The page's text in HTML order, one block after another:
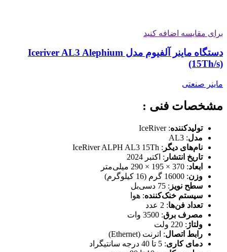
برای مقایسه اضافه کنید
دستگاه ماینر آلفیوم مدل Iceriver AL3 Alephium
(15Th/s)
ماینر صنعتی
مشخصات فنی :
تولیدکننده: IceRiver
مدل: AL3
نام‌های دیگر : IceRiver ALPH AL3 15Th
تاریخ انتشار : اکتبر 2024
ابعاد: 370 × 195 × 290 میلی‌متر
وزن: 16000 گرم (16 کیلوگرم)
سطح نویز : 75 دسی‌بل
سیستم خنک‌کننده: هوا
تعداد فن‌ها: 2 عدد
مصرف برق: 3500 وات
ولتاژ : 220 ولت
رابط اتصال: اترنت (Ethernet)
دمای کاری: 5 تا 40 درجه سانتیگراد